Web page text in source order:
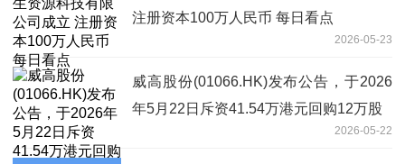
注册资本100万人民币 每日看点
2026-05-23
威高股份(01066.HK)发布公告，于2026
年5月22日斥资41.54万港元回购12万股
2026-05-22